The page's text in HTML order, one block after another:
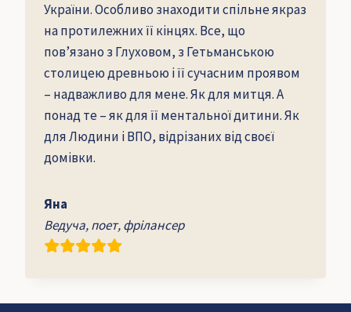
України. Особливо знаходити спільне якраз
на протилежних її кінцях. Все, що
пов’язано з Глуховом, з Гетьманською
столицею древньою і її сучасним проявом
– надважливо для мене. Як для митця. А
понад те – як для її ментальної дитини. Як
для Людини і ВПО, відрізаних від своєї
домівки.
Яна
Ведуча, поет, фрілансер